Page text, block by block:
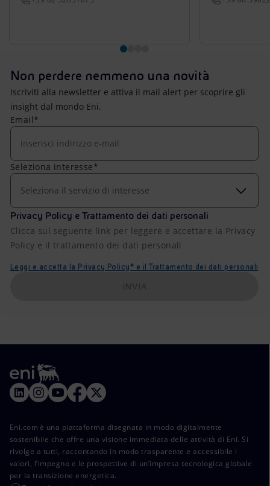
Non perdere nemmeno una novità
Iscriviti alla newsletter e attiva il mail alert per scoprire gli
insight dal mondo Eni.
Email*
Seleziona interesse*
Seleziona il servizio di interesse
Privacy Policy e Trattamento dei dati personali
Clicca sul seguente link per leggere e accettare la Privacy
Policy e il trattamento dei dati personali
Leggi e accetta la Privacy Policy* e il Trattamento dei dati personali
Eni.com è una piattaforma disegnata in modo digitalmente
sostenibile che offre una visione immediata delle attività di Eni. Si
rivolge a tutti, raccontando in modo trasparente e accessibile i
valori, l’impegno e le prospettive di un’impresa tecnologica globale
per la transizione energetica.